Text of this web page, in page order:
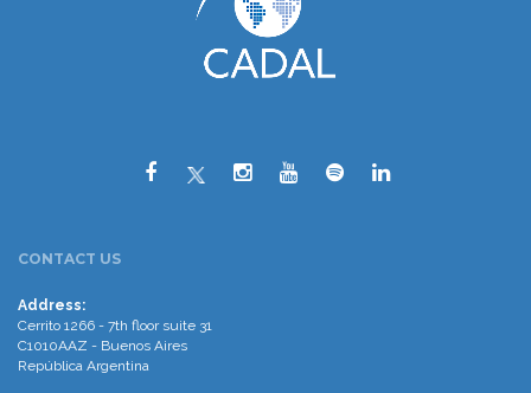
CONTACT US
Address:
Cerrito 1266 - 7th floor suite 31
C1010AAZ - Buenos Aires
República Argentina